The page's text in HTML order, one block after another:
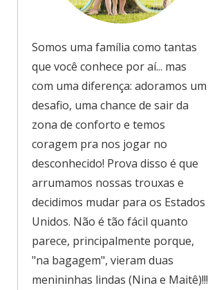
Somos uma família como tantas
que você conhece por aí... mas
com uma diferença: adoramos um
desafio, uma chance de sair da
zona de conforto e temos
coragem pra nos jogar no
desconhecido! Prova disso é que
arrumamos nossas trouxas e
decidimos mudar para os Estados
Unidos. Não é tão fácil quanto
parece, principalmente porque,
"na bagagem", vieram duas
menininhas lindas (Nina e Maitê)!!!